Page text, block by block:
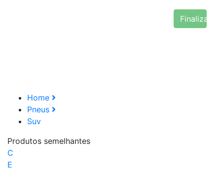
Finalizar
Home
Pneus
Suv
Produtos semelhantes
C
E